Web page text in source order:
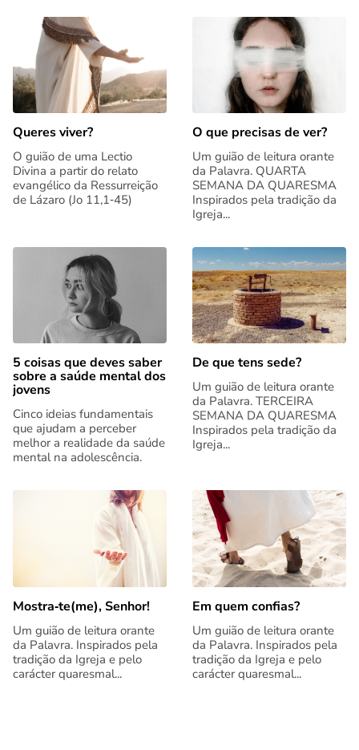
Queres viver?
O guião de uma Lectio
Divina a partir do relato
evangélico da Ressurreição
de Lázaro (Jo 11,1‑45)
O que precisas de ver?
Um guião de leitura orante
da Palavra. QUARTA
SEMANA DA QUARESMA
Inspirados pela tradição da
Igreja...
5 coisas que deves saber
sobre a saúde mental dos
jovens
Cinco ideias fundamentais
que ajudam a perceber
melhor a realidade da saúde
mental na adolescência.
De que tens sede?
Um guião de leitura orante
da Palavra. TERCEIRA
SEMANA DA QUARESMA
Inspirados pela tradição da
Igreja...
Mostra‑te(me), Senhor!
Um guião de leitura orante
da Palavra. Inspirados pela
tradição da Igreja e pelo
carácter quaresmal...
Em quem confias?
Um guião de leitura orante
da Palavra. Inspirados pela
tradição da Igreja e pelo
carácter quaresmal...